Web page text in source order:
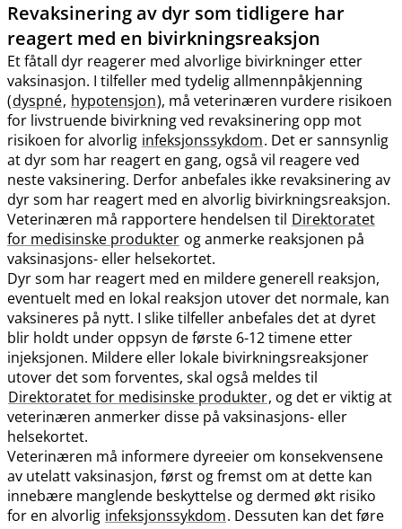
Revaksinering av dyr som tidligere har
reagert med en bivirkningsreaksjon
Et fåtall dyr reagerer med alvorlige bivirkninger etter
vaksinasjon. I tilfeller med tydelig allmennpåkjenning
(dyspné, hypotensjon), må veterinæren vurdere risikoen
for livstruende bivirkning ved revaksinering opp mot
risikoen for alvorlig infeksjonssykdom. Det er sannsynlig
at dyr som har reagert en gang, også vil reagere ved
neste vaksinering. Derfor anbefales ikke revaksinering av
dyr som har reagert med en alvorlig bivirkningsreaksjon.
Veterinæren må rapportere hendelsen til Direktoratet
for medisinske produkter og anmerke reaksjonen på
vaksinasjons- eller helsekortet.
Dyr som har reagert med en mildere generell reaksjon,
eventuelt med en lokal reaksjon utover det normale, kan
vaksineres på nytt. I slike tilfeller anbefales det at dyret
blir holdt under oppsyn de første 6-12 timene etter
injeksjonen. Mildere eller lokale bivirkningsreaksjoner
utover det som forventes, skal også meldes til
Direktoratet for medisinske produkter, og det er viktig at
veterinæren anmerker disse på vaksinasjons- eller
helsekortet.
Veterinæren må informere dyreeier om konsekvensene
av utelatt vaksinasjon, først og fremst om at dette kan
innebære manglende beskyttelse og dermed økt risiko
for en alvorlig infeksjonssykdom. Dessuten kan det føre